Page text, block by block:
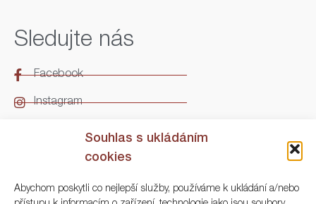
Souhlas s ukládáním
cookies
Abychom poskytli co nejlepší služby, používáme k ukládání a/nebo
Sledujte nás
Facebook
Instagram
Kontakt